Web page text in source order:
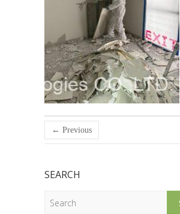
← Previous
SEARCH